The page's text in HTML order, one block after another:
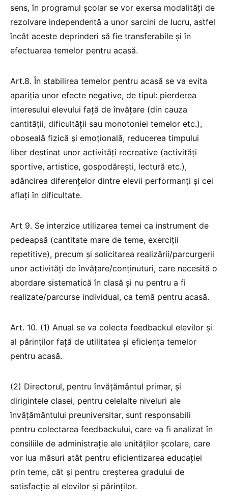
sens, în programul școlar se vor exersa modalități de
rezolvare independentă a unor sarcini de lucru, astfel
încât aceste deprinderi să fie transferabile și în
efectuarea temelor pentru acasă.
Art.8. În stabilirea temelor pentru acasă se va evita
apariția unor efecte negative, de tipul: pierderea
interesului elevului față de învățare (din cauza
cantității, dificultății sau monotoniei temelor etc.),
oboseală fizică și emoțională, reducerea timpului
liber destinat unor activități recreative (activități
sportive, artistice, gospodărești, lectură etc.),
adâncirea diferențelor dintre elevii performanți și cei
aflați în dificultate.
Art 9. Se interzice utilizarea temei ca instrument de
pedeapsă (cantitate mare de teme, exerciții
repetitive), precum și solicitarea realizării/parcurgerii
unor activități de învățare/conținuturi, care necesită o
abordare sistematică în clasă și nu pentru a fi
realizate/parcurse individual, ca temă pentru acasă.
Art. 10. (1) Anual se va colecta feedbackul elevilor și
al părinților față de utilitatea și eficiența temelor
pentru acasă.
(2) Directorul, pentru învățământul primar, și
dirigintele clasei, pentru celelalte niveluri ale
învățământului preuniversitar, sunt responsabili
pentru colectarea feedbackului, care va fi analizat în
consiliile de administrație ale unităților școlare, care
vor lua măsuri atât pentru eficientizarea educației
prin teme, cât și pentru creșterea gradului de
satisfacție al elevilor și părinților.